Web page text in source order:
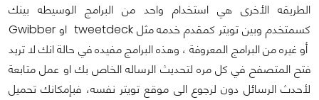
الطريقه الأخرى هي استخدام واحد من البرامج الوسيطه بينك
كسمتخدم وبين تويتر كمقدم خدمه مثل tweetdeck او Gwibber
أو غيره من البرامج المعروفة ، وهذه البرامج مفيده في حالة انك لا تريد
فتح المتصفح في كل مره لتحديث الرساله الخاص بك او عمل متابعة
لأحدث الرسائل دون لرجوع الى موقع تويتر نفسه، فبإمكانك تحميل